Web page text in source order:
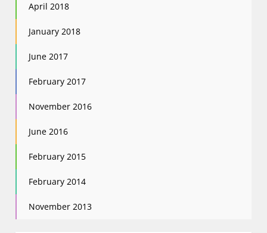
April 2018
January 2018
June 2017
February 2017
November 2016
June 2016
February 2015
February 2014
November 2013